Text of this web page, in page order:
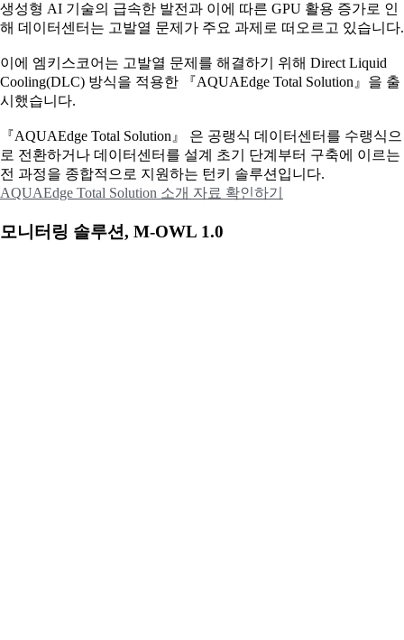
생성형 AI 기술의 급속한 발전과 이에 따른 GPU 활용 증가로 인
해 데이터센터는 고발열 문제가 주요 과제로 떠오르고 있습니다.
이에 엠키스코어는 고발열 문제를 해결하기 위해 Direct Liquid
Cooling(DLC) 방식을 적용한 『AQUAEdge Total Solution』을 출
시했습니다.
『AQUAEdge Total Solution』 은 공랭식 데이터센터를 수랭식으
로 전환하거나 데이터센터를 설계 초기 단계부터 구축에 이르는
전 과정을 종합적으로 지원하는 턴키 솔루션입니다.
AQUAEdge Total Solution 소개 자료 확인하기
모니터링 솔루션, M-OWL 1.0